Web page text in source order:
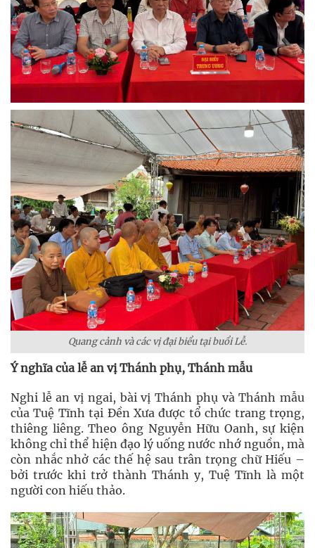
Quang cảnh và các vị đại biểu tại buổi Lễ.
Ý nghĩa của lễ an vị Thánh phụ, Thánh mẫu
Nghi lễ an vị ngai, bài vị Thánh phụ và Thánh mẫu
của Tuệ Tĩnh tại Đền Xưa được tổ chức trang trọng,
thiêng liêng. Theo ông Nguyễn Hữu Oanh, sự kiện
không chỉ thể hiện đạo lý uống nước nhớ nguồn, mà
còn nhắc nhở các thế hệ sau trân trọng chữ Hiếu –
bởi trước khi trở thành Thánh y, Tuệ Tĩnh là một
người con hiếu thảo.